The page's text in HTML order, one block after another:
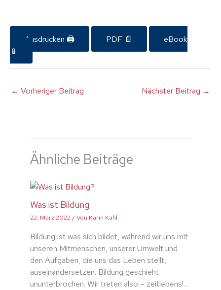
Ausdrucken 🖨 PDF 📄
eBook
📱
← Vorheriger Beitrag Nächster Beitrag →
Ähnliche Beiträge
Was ist Bildung
22. März 2022 / Von Karin Kahl
Bildung ist was sich bildet, während wir uns mit
unseren Mitmenschen, unserer Umwelt und
den Aufgaben, die uns das Leben stellt,
auseinandersetzen. Bildung geschieht
ununterbrochen. Wir treten also – zeitlebens!…